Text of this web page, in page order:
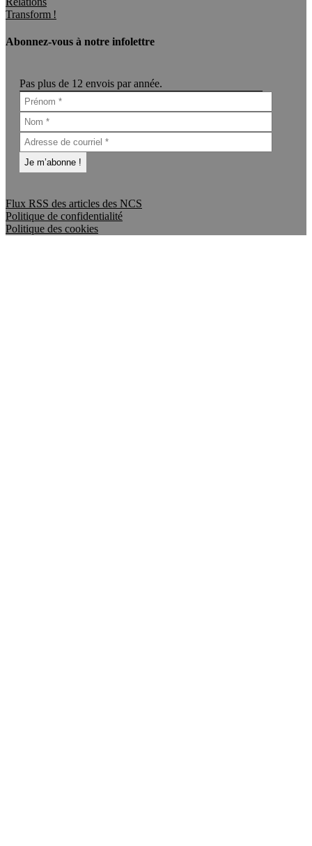
Transform !
Abonnez-vous à notre infolettre
Pas plus de 12 envois par année.
Flux RSS des articles des NCS
Politique de confidentialité
Politique des cookies